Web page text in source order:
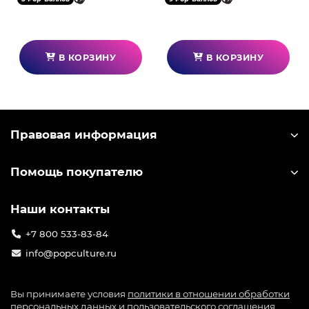
В КОРЗИНУ В КОРЗИНУ
Правовая информация
Помощь покупателю
Наши контакты
+7 800 533-83-84
info@popculture.ru
Вы принимаете условия политики в отношении обработки
персональных данных и пользовательского соглашения